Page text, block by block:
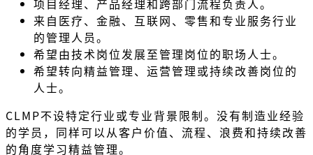
项目经理、产品经理和跨部门流程负责人。
来自医疗、金融、互联网、零售和专业服务行业
的管理人员。
希望由技术岗位发展至管理岗位的职场人士。
希望转向精益管理、运营管理或持续改善岗位的
人士。
CLMP不设特定行业或专业背景限制。没有制造业经验
的学员，同样可以从客户价值、流程、浪费和持续改善
的角度学习精益管理。